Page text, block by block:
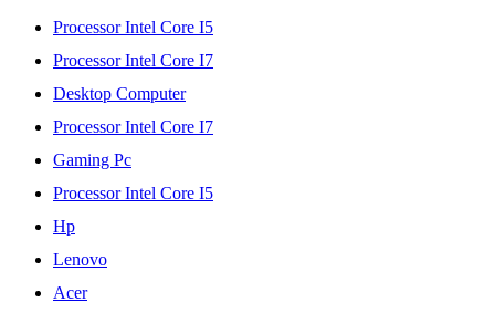
Processor Intel Core I5
Processor Intel Core I7
Desktop Computer
Processor Intel Core I7
Gaming Pc
Processor Intel Core I5
Hp
Lenovo
Acer